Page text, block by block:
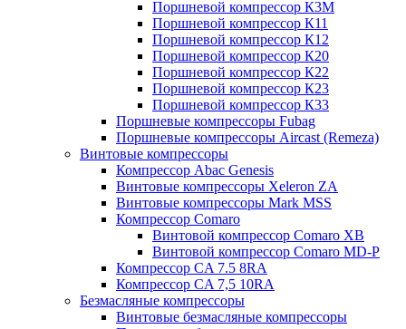
Поршневой компрессор К3М
Поршневой компрессор К11
Поршневой компрессор К12
Поршневой компрессор К20
Поршневой компрессор К22
Поршневой компрессор К23
Поршневой компрессор К33
Поршневые компрессоры Fubag
Поршневые компрессоры Aircast (Remeza)
Винтовые компрессоры
Компрессор Abac Genesis
Винтовые компрессоры Xeleron ZA
Винтовые компрессоры Mark MSS
Компрессор Comaro
Винтовой компрессор Comaro XB
Винтовой компрессор Comaro MD-P
Компрессор CA 7.5 8RA
Компрессор CA 7,5 10RA
Безмасляные компрессоры
Винтовые безмасляные компрессоры